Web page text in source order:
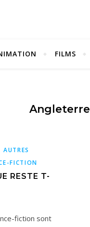
FILMS
Angleterre
AUTRES
FICTION
RESTE T-
fiction sont